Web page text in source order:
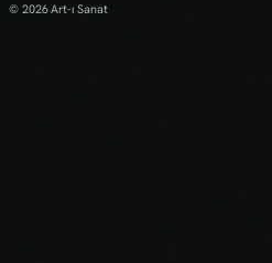
© 2026 Art-ı Sanat